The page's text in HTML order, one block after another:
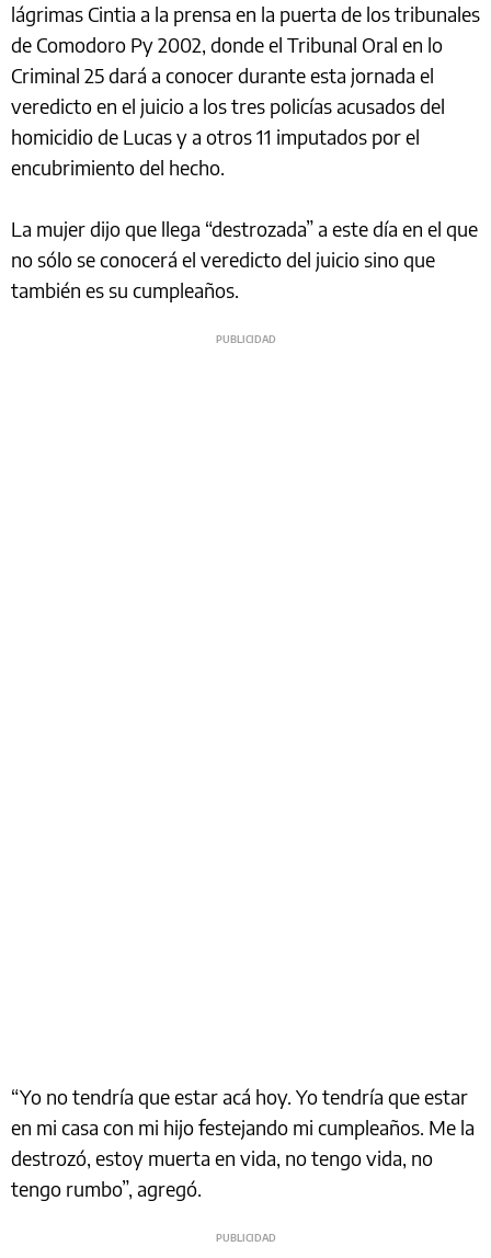
lágrimas Cintia a la prensa en la puerta de los tribunales
de Comodoro Py 2002, donde el Tribunal Oral en lo
Criminal 25 dará a conocer durante esta jornada el
veredicto en el juicio a los tres policías acusados del
homicidio de Lucas y a otros 11 imputados por el
encubrimiento del hecho.
La mujer dijo que llega “destrozada” a este día en el que
no sólo se conocerá el veredicto del juicio sino que
también es su cumpleaños.
“Yo no tendría que estar acá hoy. Yo tendría que estar
en mi casa con mi hijo festejando mi cumpleaños. Me la
destrozó, estoy muerta en vida, no tengo vida, no
tengo rumbo”, agregó.